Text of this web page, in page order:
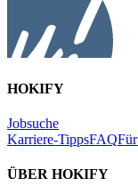
HOKIFY
Jobsuche
Karriere-TippsFAQ
ÜBER HOKIFY